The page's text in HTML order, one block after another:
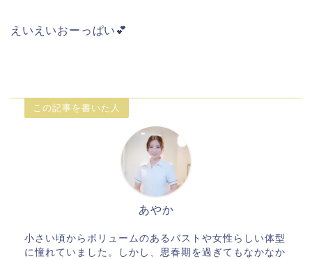
えいえいおーっぱい💕
この記事を書いた人
あやか
小さい頃からボリュームのあるバストや女性らしい体型
に憧れていました。しかし、思春期を過ぎてもなかなか